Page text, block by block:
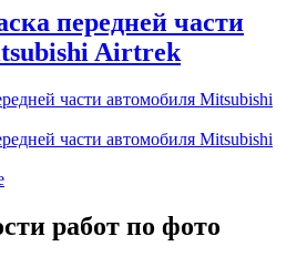
передней части
Airtrek
работ по фото